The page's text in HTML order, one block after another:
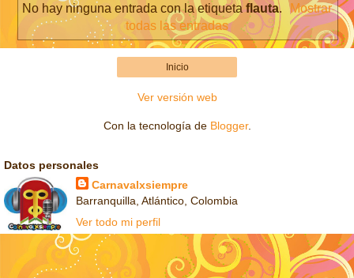
No hay ninguna entrada con la etiquetaflauta.
Mostrar
todas las entradas
Inicio
Ver versión web
Con la tecnología de Blogger.
Datos personales
Carnavalxsiempre
Barranquilla, Atlántico, Colombia
Ver todo mi perfil